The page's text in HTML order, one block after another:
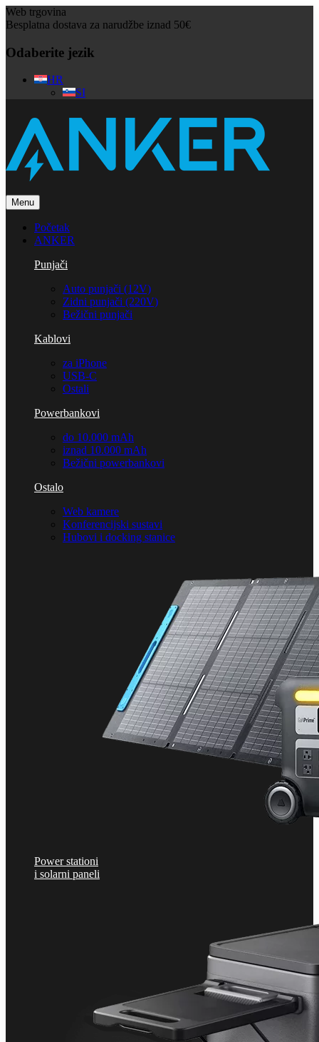
Web trgovina
Besplatna dostava za narudžbe iznad 50€
Odaberite jezik
HR
SI
Menu
Početak
ANKER
Punjači
Auto punjači (12V)
Zidni punjači (220V)
Bežični punjači
Kablovi
za iPhone
USB-C
Ostali
Powerbankovi
do 10.000 mAh
iznad 10.000 mAh
Bežični powerbankovi
Ostalo
Web kamere
Konferencijski sustavi
Hubovi i docking stanice
Power stationi
i solarni paneli